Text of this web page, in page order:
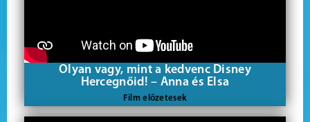
Olyan vagy, mint a kedvenc Disney
Hercegnőid! – Anna és Elsa
Film előzetesek